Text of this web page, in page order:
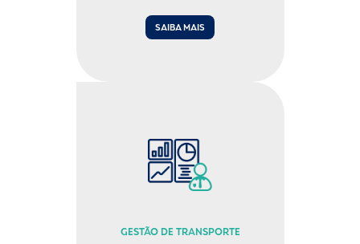
SAIBA MAIS
GESTÃO DE TRANSPORTE